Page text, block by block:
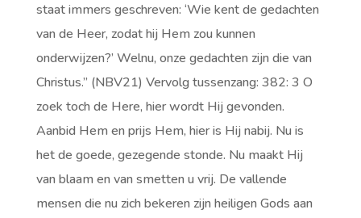
staat immers geschreven: ‘Wie kent de gedachten
van de Heer, zodat hij Hem zou kunnen
onderwijzen?’ Welnu, onze gedachten zijn die van
Christus.” (NBV21) Vervolg tussenzang: 382: 3 O
zoek toch de Here, hier wordt Hij gevonden.
Aanbid Hem en prijs Hem, hier is Hij nabij. Nu is
het de goede, gezegende stonde. Nu maakt Hij
van blaam en van smetten u vrij. De vallende
mensen die nu zich bekeren zijn heiligen Gods aan